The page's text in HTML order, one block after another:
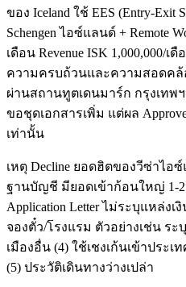
ของ Iceland ใช้ EES (Entry-Exit
Schengen ไอซ์แลนด์ + Remote
เดือน Revenue ISK 1,000,000/
ความครบถ้วนและความสอดค
ผ่านสถานทูตเดนมาร์ก กรุงเทพ
ขอชุดเอกสารเพิ่ม แต่ผล
เท่านั้น
เหตุ Decline ยอดฮิตของวีซ่าไอ
ฐานบัญชี มียอดเข้าก้อนใหญ่ 1-
Application Letter ไม่ระบุแหล่งเ
จองตั๋ว/โรงแรม ตัวอย่างเช่น ระ
เมืองอื่น (4) ใช้เชงเก้นเข้าประเ
(5) ประวัติเดินทางว่างเปล่า